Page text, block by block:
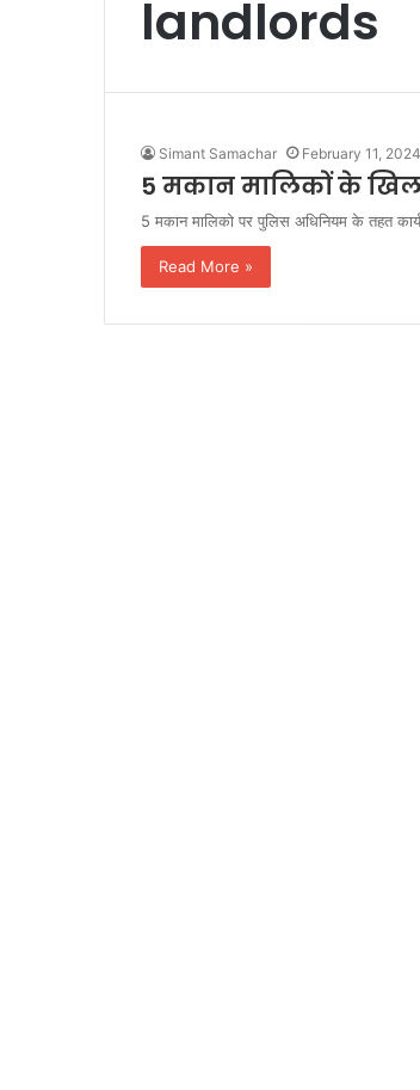
landlords
Simant Samachar February 11, 2024
5 मकान मालिकों के
5 मकान मालिको पर पुलिस अधिनियम के तहत
Read More »